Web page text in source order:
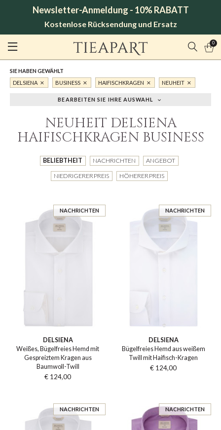
Newsletter-Anmeldung - 10% RABATT
Kostenlose Rücksendung und Ersatz
0
SIE HABEN GEWÄHLT
DELSIENA
BUSINESS HAIFISCHKRAGEN NEUHEIT
BEARBEITEN SIE IHRE AUSWAHL
NEUHEIT DELSIENA
HAIFISCHKRAGEN BUSINESS
BELIEBTHEIT NACHRICHTEN ANGEBOT
NIEDRIGERER PREIS HÖHERER PREIS
NACHRICHTEN
DELSIENA
Weißes, Bügelfreies Hemd mit
Gespreiztem Kragen aus
Baumwoll-Twill
€ 124,00
NACHRICHTEN
DELSIENA
Bügelfreies Hemd aus weißem
Twill mit Haifisch-Kragen
€ 124,00
NACHRICHTEN NACHRICHTEN